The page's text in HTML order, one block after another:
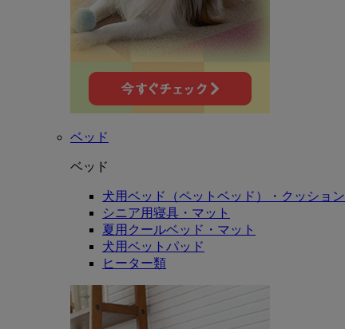
ベッド
ベッド
犬用ベッド（ペットベッド）・クッション
シニア用寝具・マット
夏用クールベッド・マット
犬用ベットパッド
ヒーター類